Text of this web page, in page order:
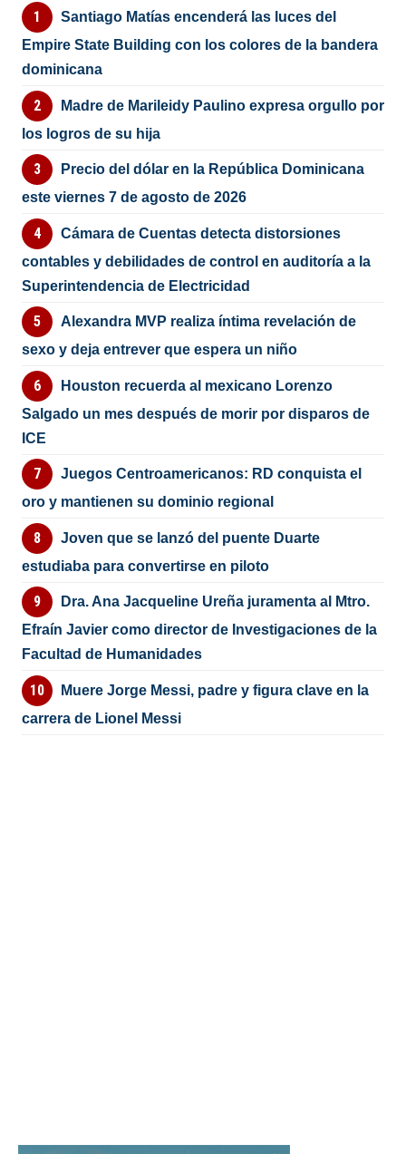
Santiago Matías encenderá las luces del
Empire State Building con los colores de la bandera
dominicana
Madre de Marileidy Paulino expresa orgullo por
los logros de su hija
Precio del dólar en la República Dominicana
este viernes 7 de agosto de 2026
Cámara de Cuentas detecta distorsiones
contables y debilidades de control en auditoría a la
Superintendencia de Electricidad
Alexandra MVP realiza íntima revelación de
sexo y deja entrever que espera un niño
Houston recuerda al mexicano Lorenzo
Salgado un mes después de morir por disparos de
ICE
Juegos Centroamericanos: RD conquista el
oro y mantienen su dominio regional
Joven que se lanzó del puente Duarte
estudiaba para convertirse en piloto
Dra. Ana Jacqueline Ureña juramenta al Mtro.
Efraín Javier como director de Investigaciones de la
Facultad de Humanidades
Muere Jorge Messi, padre y figura clave en la
carrera de Lionel Messi